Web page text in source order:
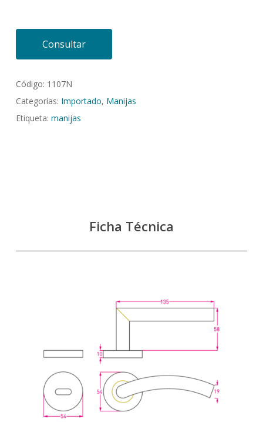
Consultar
Código: 1107N
Categorías: Importado, Manijas
Etiqueta: manijas
Ficha Técnica